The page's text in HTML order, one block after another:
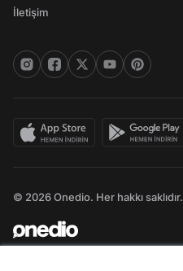
İletişim
© 2026 Onedio. Her hakkı saklıdır.